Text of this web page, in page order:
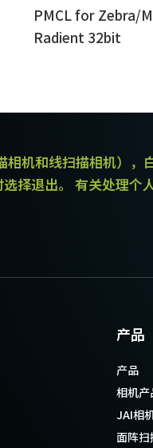
PMCL for Zebra/
Radient 32bit
机和线扫描相机），
择退出。 有关处理个
产品
产品
相机
JAI相
面阵